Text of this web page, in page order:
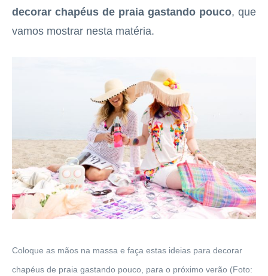
decorar chapéus de praia gastando pouco, que
vamos mostrar nesta matéria.
Coloque as mãos na massa e faça estas ideias para decorar
chapéus de praia gastando pouco, para o próximo verão (Foto: